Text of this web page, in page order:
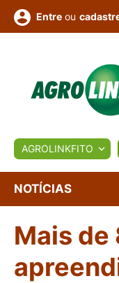
BIOLÓGICOS
Conversor
Entre ou
AGROLINKFITO
NOTÍCIAS
Mais de